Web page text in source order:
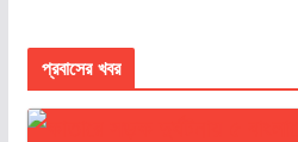
প্রবাসের খবর